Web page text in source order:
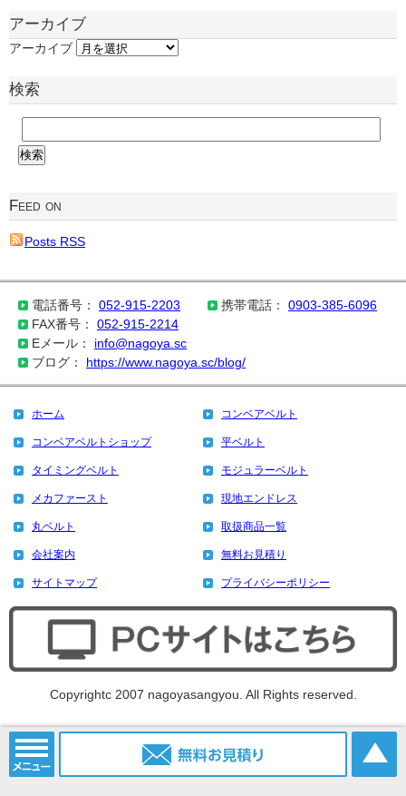
アーカイブ
アーカイブ
検索
Feed on
Posts RSS
電話番号： 052-915-2203 携帯電話： 0903-385-6096
FAX番号： 052-915-2214
Eメール： info@nagoya.sc
ブログ： https://www.nagoya.sc/blog/
ホーム コンベアベルト
コンベアベルトショップ 平ベルト
タイミングベルト モジュラーベルト
メカファースト 現地エンドレス
丸ベルト 取扱商品一覧
会社案内 無料お見積り
サイトマップ プライバシーポリシー
Copyrightc 2007 nagoyasangyou. All Rights reserved.